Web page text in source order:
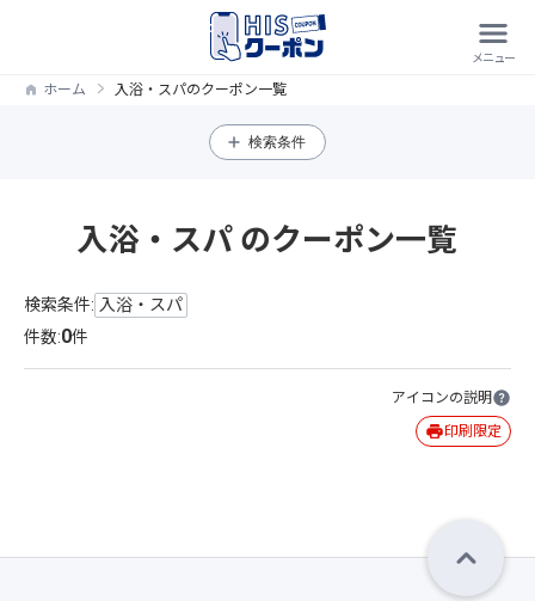
ホーム 入浴・スパのクーポン一覧
検索条件
入浴・スパ のクーポン一覧
検索条件: 入浴・スパ
件数:0件
アイコンの説明
印刷限定